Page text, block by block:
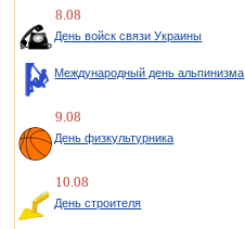
8.08
День войск связи Украины
Международный день альпинизма
9.08
День физкультурника
10.08
День строителя